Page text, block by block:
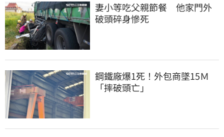
妻小等吃父親節餐　他家門外
破頭碎身慘死
鋼鐵廠爆1死！外包商墜15Ｍ
「摔破頭亡」